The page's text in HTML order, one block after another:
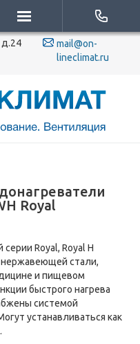
д.24
mail@on-
lineclimat.ru
Royal
Royal, Royal H
нержавеющей стали,
и пищевом
быстрого нагрева
системой
устанавливаться как